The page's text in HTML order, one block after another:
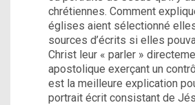
chrétiennes. Comment
églises aient sélectionné
sources d’écrits si elles
Christ leur « parler »
apostolique exerçant un
est la meilleure explication
portrait écrit consistant de